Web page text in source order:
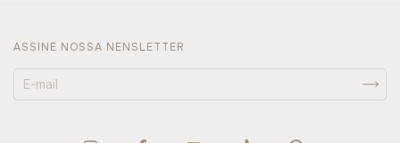
ASSINE NOSSA NENSLETTER